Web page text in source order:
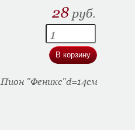
28 руб.
Пион "Феникс"d=14см